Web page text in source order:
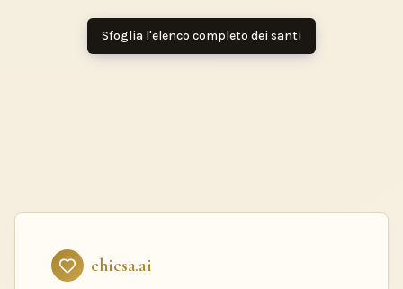
Sfoglia l'elenco completo dei santi
chiesa.ai